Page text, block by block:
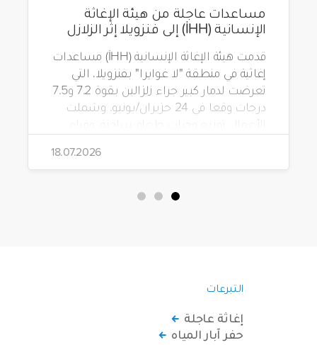
مساعدات عاجلة من هيئة الإغاثة
الإنسانية (İHH) إلى فنزويلا إثر الزلازل
قدمت هيئة الإغاثة الإنسانية (İHH) مساعدات
إغاثية في منطقة "لا غوايرا" بفنزويلا، التي
تعرضت لدمار كبير جراء زلزالين بقوة 7.2 و7.5
درجات وقعا في 24 حزيران/يونيو. وشملت
شرب، وطرود غذائية، وحقائب مستلزمات
18.07.2026
التبرعات
إغاثة عاجلة
حفر آبار المياه